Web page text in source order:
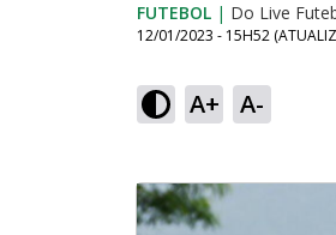
FUTEBOL | Do Live
12/01/2023 - 15H52
A+ A-